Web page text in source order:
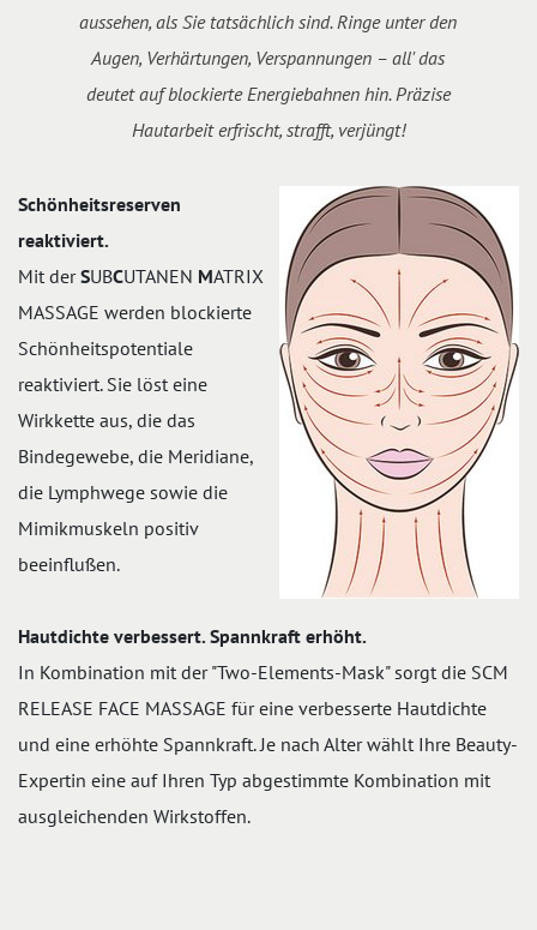
aussehen, als Sie tatsächlich sind. Ringe unter den
Augen, Verhärtungen, Verspannungen – all' das
deutet auf blockierte Energiebahnen hin. Präzise
Hautarbeit erfrischt, strafft, verjüngt!
Schönheitsreserven
reaktiviert.
Mit derSUBCUTANEN MATRIX
MASSAGE werden blockierte
Schönheitspotentiale
reaktiviert. Sie löst eine
Wirkkette aus, die das
Bindegewebe, die Meridiane,
die Lymphwege sowie die
Mimikmuskeln positiv
beeinflußen.
Hautdichte verbessert. Spannkraft erhöht.
In Kombination mit der "Two-Elements-Mask" sorgt die SCM
RELEASE FACE MASSAGE für eine verbesserte Hautdichte
und eine erhöhte Spannkraft. Je nach Alter wählt Ihre Beauty-
Expertin eine auf Ihren Typ abgestimmte Kombination mit
ausgleichenden Wirkstoffen.